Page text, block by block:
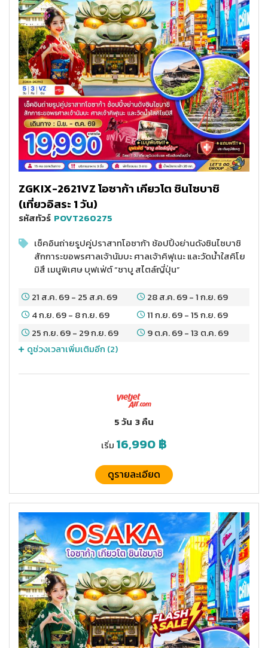
ZGKIX-2621VZ โอซาก้า เกียวโต ชินไซบาชิ
(เที่ยวอิสระ 1 วัน)
รหัสทัวร์ POVT260275
เช็คอินถ่ายรูปคู่ปราสาทโอซาก้า ช้อปปิ้งย่านดังซินไซบาชิ
สักการะขอพรศาลเจ้านัมบะ ศาลเจ้าคิฟุเนะ และวัดน้ำใสคิโย
มิสึ เมนูพิเศษ บุฟเฟ่ต์ “ชาบู สไตล์ญี่ปุ่น”
21 ส.ค. 69- 25 ส.ค. 69 28 ส.ค. 69-1 ก.ย. 69
4 ก.ย. 69- 8 ก.ย. 69 11 ก.ย. 69-15 ก.ย. 69
25 ก.ย. 69- 29 ก.ย. 69 9 ต.ค. 69-13 ต.ค. 69
ดูช่วงเวลาเพิ่มเติมอีก (2)
5 วัน 3 คืน
เริ่ม 16,990฿
ดูรายละเอียด